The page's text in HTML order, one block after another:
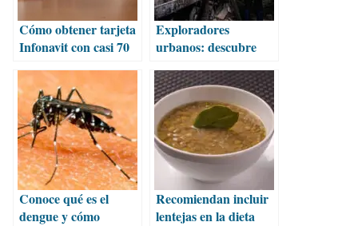
Cómo obtener tarjeta
Infonavit con casi 70
Exploradores
urbanos: descubre
ciudad
Conoce qué es el
dengue y cómo
Recomiendan incluir
lentejas en la dieta